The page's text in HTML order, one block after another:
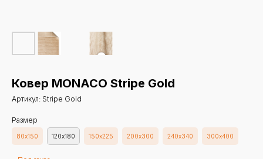
Ковер MONACO Stripe Gold
Артикул: Stripe Gold
Размер
80х150 120х180 150х225 200х300 240х340 300х400